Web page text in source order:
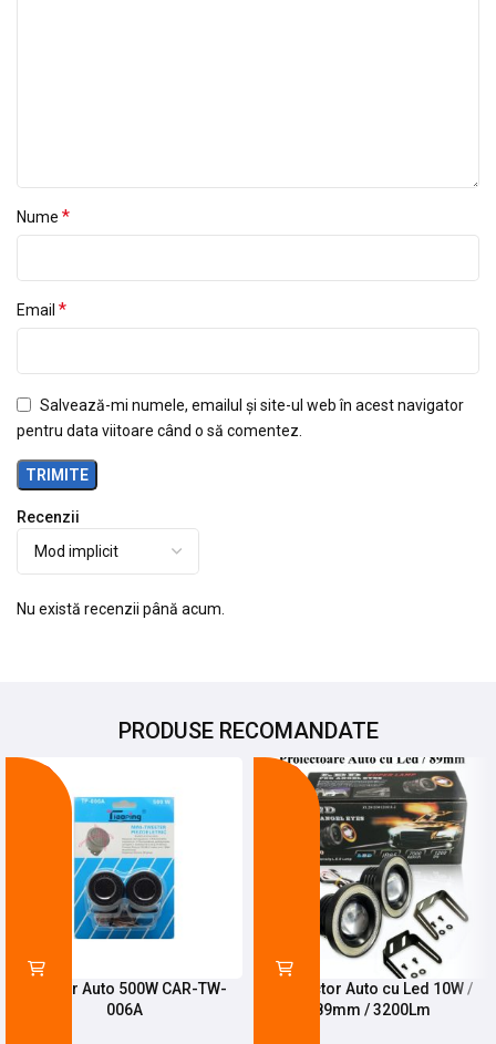
Recenzii
Nu există recenzii până acum.
Nume *
Email *
Salvează-mi numele, emailul și site-ul web în acest navigator
pentru data viitoare când o să comentez.
PRODUSE RECOMANDATE
Tweeter Auto 500W CAR-TW-
006A
Proiector Auto cu Led 10W /
89mm / 3200Lm